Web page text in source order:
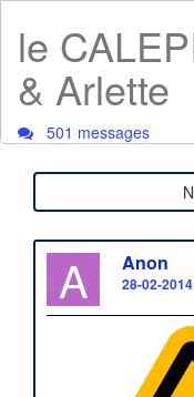
le
& Arlette
501 messages
A Anon
28-02-